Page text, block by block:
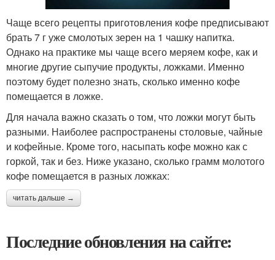
Чаще всего рецепты приготовления кофе предписывают
брать 7 г уже смолотых зерен на 1 чашку напитка.
Однако на практике мы чаще всего меряем кофе, как и
многие другие сыпучие продукты, ложками. Именно
поэтому будет полезно знать, сколько именно кофе
помещается в ложке.
Для начала важно сказать о том, что ложки могут быть
разными. Наиболее распространены столовые, чайные
и кофейные. Кроме того, насыпать кофе можно как с
горкой, так и без. Ниже указано, сколько грамм молотого
кофе помещается в разных ложках:
читать дальше →
Последние обновления на сайте: